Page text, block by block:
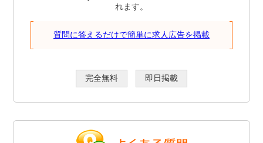
れます。
質問に答えるだけで簡単に求人広告を掲載
完全無料 即日掲載